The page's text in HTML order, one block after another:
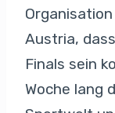
Austria,
Finals sein
Woche lang